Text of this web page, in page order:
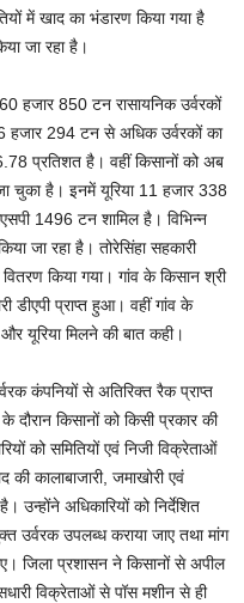
में खाद का भंडारण किया गया है
जा रहा है।
हजार 850 टन रासायनिक उर्वरकों
हजार 294 टन से अधिक उर्वरकों का
प्रतिशत है। वहीं किसानों को अब
चुका है। इनमें यूरिया 11 हजार 338
1496 टन शामिल है। विभिन्न
जा रहा है। तोरेसिंहा सहकारी
किया गया। गांव के किसान श्री
डीएपी प्राप्त हुआ। वहीं गांव के
यूरिया मिलने की बात कही।
कंपनियों से अतिरिक्त रैक प्राप्त
किसानों को किसी प्रकार की
को समितियों एवं निजी विक्रेताओं
की कालाबाजारी, जमाखोरी एवं
उन्होंने अधिकारियों को निर्देशित
उर्वरक उपलब्ध कराया जाए तथा मांग
जिला प्रशासन ने किसानों से अपील
विक्रेताओं से पॉस मशीन से ही